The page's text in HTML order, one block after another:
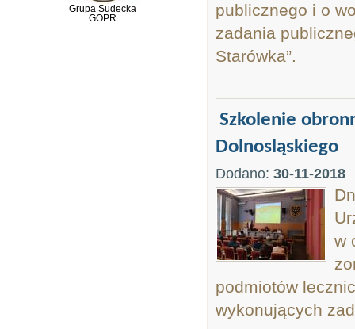
Grupa Sudecka
GOPR
publicznego i o
zadania
Starówka”.
Szkolenie
Dolnosląskiego
Dodano: 30-11-2018
w
podmiotów
wykonujących